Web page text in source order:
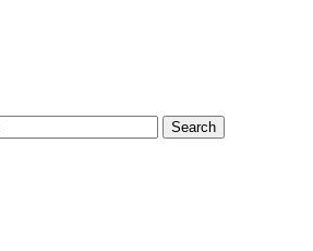
Search